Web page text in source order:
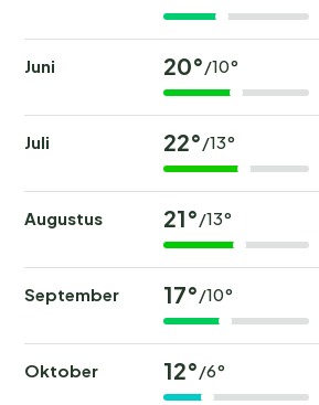
Juni 20°/10°
Juli 22°/13°
Augustus 21°/13°
September 17°/10°
Oktober 12°/6°